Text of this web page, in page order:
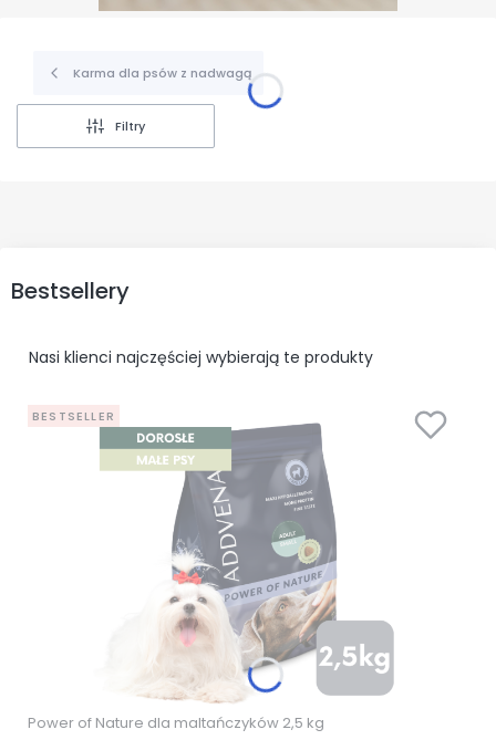
Karma dla psów z nadwagą
Filtry
Bestsellery
Nasi klienci najczęściej wybierają te produkty
BESTSELLER
Power of Nature dla maltańczyków 2,5 kg